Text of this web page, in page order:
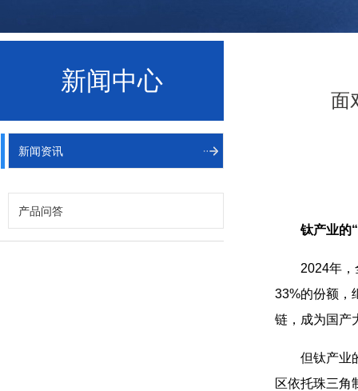
新闻中心
新闻资讯
产品问答
面
钛产业的
2024年
33%的份额，
链，成为国产
但钛产业
区依托珠三角